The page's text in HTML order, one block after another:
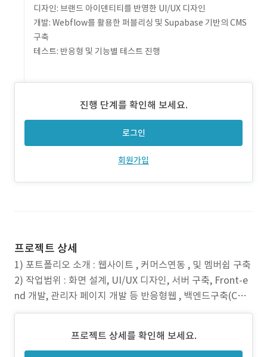
디자인: 브랜드 아이덴티티를 반영한 UI/UX 디자인
개발: Webflow를 활용한 퍼블리싱 및 Supabase 기반의 CMS
구축
테스트: 반응형 및 기능별 테스트 진행
진행 단계를 확인해 보세요.
로그인
회원가입
프로젝트 상세
1) 포트폴리오 소개 : 웹사이트 , 커머스연동 , 및 멤버쉽 구축
2) 작업범위 : 화면 설계, UI/UX 디자인, 서버 구축, Front-e
nd 개발, 관리자 페이지 개발 등 반응형웹 , 백엔드구축(CM
S) 3) 주요업무 : 코토사 만의 웹디자인 컨셉으로 디자인, 사
프로젝트 상세를 확인해 보세요.